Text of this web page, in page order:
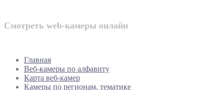
Смотреть web-камеры онлайн
Главная
Веб-камеры по алфавиту
Карта веб-камер
Камеры по регионам, тематике